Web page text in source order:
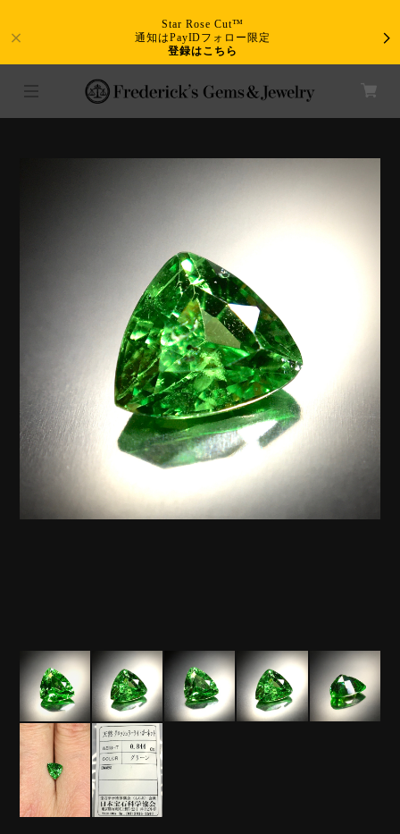
Star Rose Cut™
通知はPayIDフォロー限定
登録はこちら